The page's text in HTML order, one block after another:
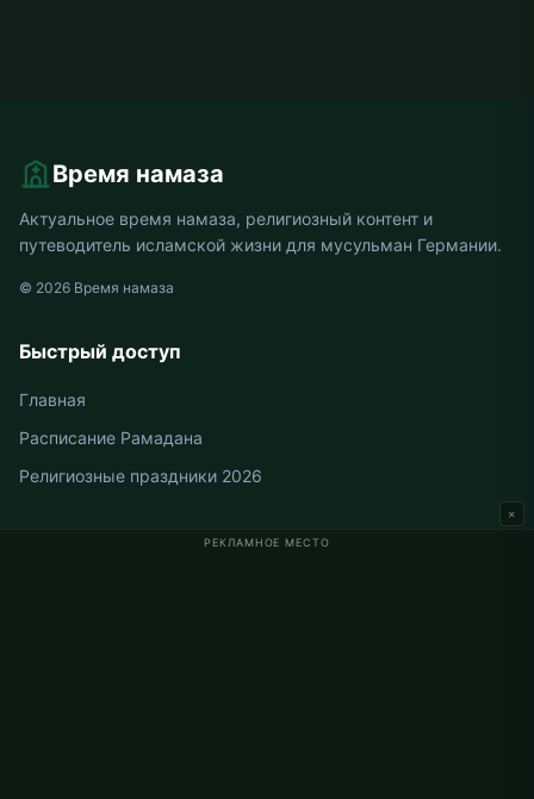
РЕКЛАМНОЕ МЕСТО
×
Время намаза
Актуальное время намаза, религиозный контент и
путеводитель исламской жизни для мусульман Германии.
© 2026 Время намаза
Быстрый доступ
Главная
Расписание Рамадана
Религиозные праздники 2026
Время намаза в Германии